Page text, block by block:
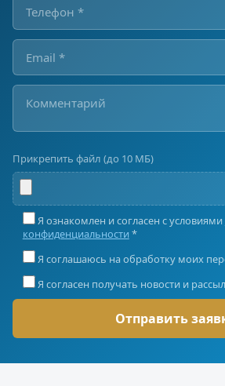
Прикрепить файл (до 10 МБ)
Я ознакомлен и согласен с условиями
конфиденциальности *
Я соглашаюсь на обработку моих
Я согласен получать новости и